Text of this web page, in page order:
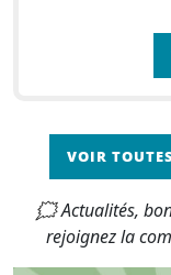
VOIR
🗯 Actualités,
rejoignez la